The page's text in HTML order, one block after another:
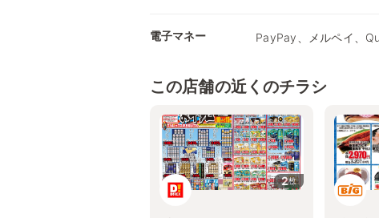
電子マネー PayPay、メルペイ、
この店舗の近くのチラシ
2枚